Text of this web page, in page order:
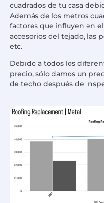
cuadrados de tu casa
Además de los metros
factores que influyen en
accesorios del tejado, las
etc.
Debido a todos los
precio, sólo damos un
de techo después de